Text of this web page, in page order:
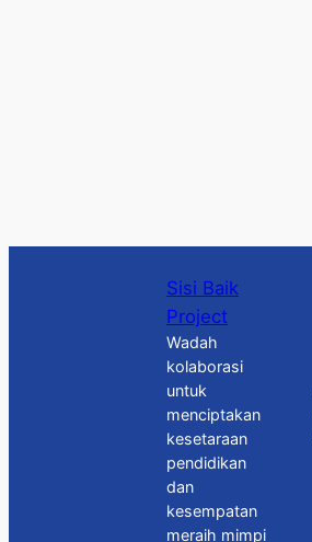
Sisi Baik
Project
Wadah
kolaborasi
untuk
menciptakan
kesetaraan
pendidikan
dan
kesempatan
meraih mimpi